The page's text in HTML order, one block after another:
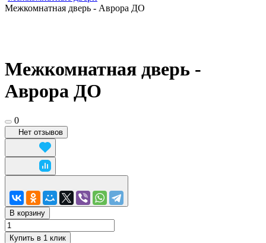
Межкомнатная дверь - Аврора ДО
Межкомнатная дверь -
Аврора ДО
0
Нет отзывов
В корзину
Купить в 1 клик